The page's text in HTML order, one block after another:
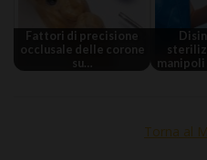
Fattori di precisione
occlusale delle corone
su…
Torna al